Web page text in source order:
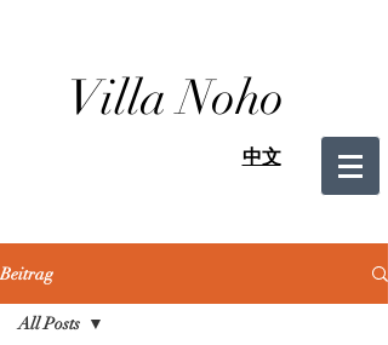
Villa Noho
中文
Beitrag
All Posts